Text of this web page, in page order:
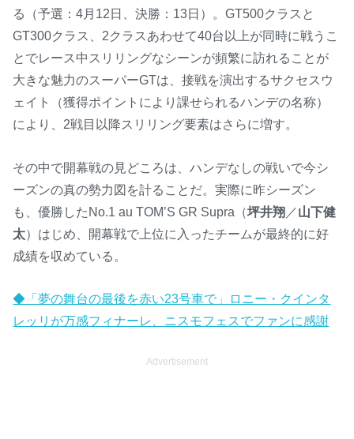
る（予選：4月12日、決勝：13日）。GT500クラスと
GT300クラス、2クラスあわせて40台以上が同時に戦うこ
とでレース中スリリングなシーンが頻繁に訪れることが
大きな魅力のスーパーGTは、接戦を演出するサクセスウ
ェイト（獲得ポイントにより課せられるハンデの名称）
により、2戦目以降スリリング要素はさらに増す。
その中で開幕戦の見どころは、ハンデなしの戦いで今シ
ーズンの真の勢力図を計ることだ。実際に昨シーズン
も、優勝したNo.1 au TOM’S GR Supra（坪井翔 ／山下健
太）はじめ、開幕戦で上位に入ったチームが最終的に好
成績を収めている。
◆「夢の舞台の最後を赤い23号車で」ロニー・クインタ
レッリが万感フィナーレ、ニスモフェスでファンに感謝
Advertisement